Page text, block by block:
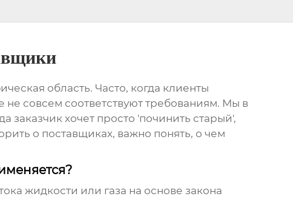
область. Часто, когда клиенты
совсем соответствуют требованиям. Мы в
хочет просто 'починить старый',
о поставщиках, важно понять, о чем
жидкости или газа на основе закона